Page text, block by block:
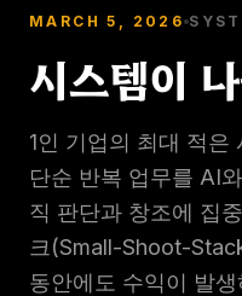
MARCH 5, 2026
시스템이
1인 기업의 최대 적은
단순 반복 업무를 AI
직 판단과 창조에 집
크(Small-Shoot-
동안에도 수익이 발